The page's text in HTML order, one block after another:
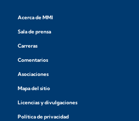
Acerca de MMI
Sala de prensa
Carreras
Comentarios
Asociaciones
Mapa del sitio
Licencias y divulgaciones
Política de privacidad